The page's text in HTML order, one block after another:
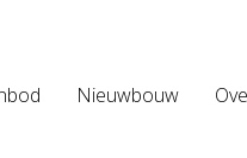
Nieuwbouw